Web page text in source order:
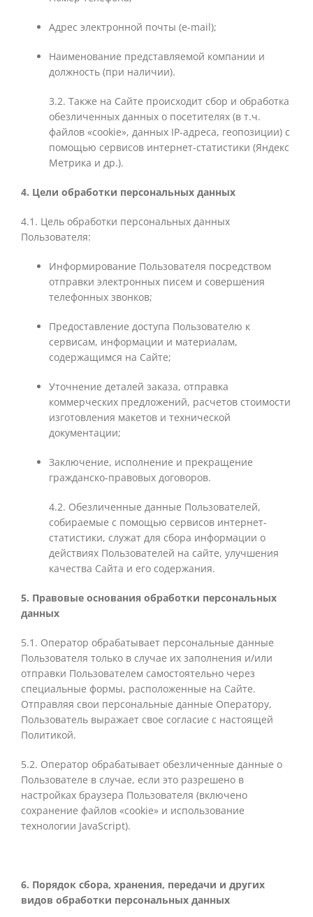
Адрес электронной почты (e-mail);
Наименование представляемой компании и
должность (при наличии).
3.2. Также на Сайте происходит сбор и обработка
обезличенных данных о посетителях (в т.ч.
файлов «cookie», данных IP-адреса, геопозиции) с
помощью сервисов интернет-статистики (Яндекс
Метрика и др.).
4. Цели обработки персональных данных
4.1. Цель обработки персональных данных
Пользователя:
Информирование Пользователя посредством
отправки электронных писем и совершения
телефонных звонков;
Предоставление доступа Пользователю к
сервисам, информации и материалам,
содержащимся на Сайте;
Уточнение деталей заказа, отправка
коммерческих предложений, расчетов стоимости
изготовления макетов и технической
документации;
Заключение, исполнение и прекращение
гражданско-правовых договоров.
4.2. Обезличенные данные Пользователей,
собираемые с помощью сервисов интернет-
статистики, служат для сбора информации о
действиях Пользователей на сайте, улучшения
качества Сайта и его содержания.
5. Правовые основания обработки персональных
данных
5.1. Оператор обрабатывает персональные данные
Пользователя только в случае их заполнения и/или
отправки Пользователем самостоятельно через
специальные формы, расположенные на Сайте.
Отправляя свои персональные данные Оператору,
Пользователь выражает свое согласие с настоящей
Политикой.
5.2. Оператор обрабатывает обезличенные данные о
Пользователе в случае, если это разрешено в
настройках браузера Пользователя (включено
сохранение файлов «cookie» и использование
технологии JavaScript).
6. Порядок сбора, хранения, передачи и других
видов обработки персональных данных